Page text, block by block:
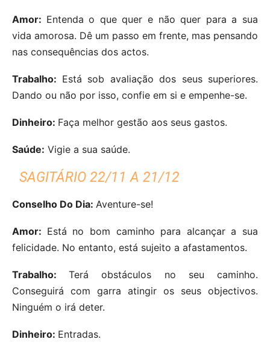
Amor: Entenda o que quer e não quer para a sua
vida amorosa. Dê um passo em frente, mas pensando
nas consequências dos actos.
Trabalho: Está sob avaliação dos seus superiores.
Dando ou não por isso, confie em si e empenhe-se.
Dinheiro: Faça melhor gestão aos seus gastos.
Saúde: Vigie a sua saúde.
SAGITÁRIO 22/11 A 21/12
Conselho Do Dia: Aventure-se!
Amor: Está no bom caminho para alcançar a sua
felicidade. No entanto, está sujeito a afastamentos.
Trabalho:Terá obstáculos no seu caminho.
Conseguirá com garra atingir os seus objectivos.
Ninguém o irá deter.
Dinheiro: Entradas.